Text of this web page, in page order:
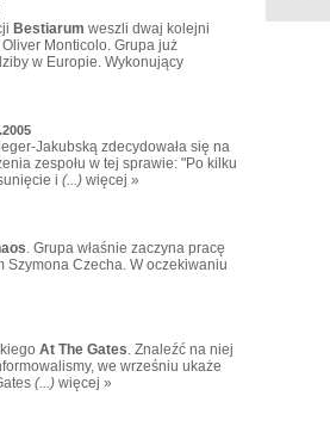
Bestiarum weszli dwaj kolejni
Monticolo. Grupa już
w Europie. Wykonujący
Jakubską zdecydowała się na
zespołu w tej sprawie: "Po kilku
i (...) więcej »
. Grupa właśnie zaczyna pracę
Szymona Czecha. W oczekiwaniu
At The Gates. Znaleźć na niej
we wrześniu ukaże
(...) więcej »